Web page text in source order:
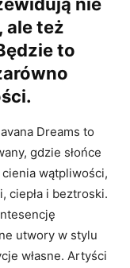
nie
ale też
to
Dreams to
gdzie słońce
wątpliwości,
ciepła i beztroski.
utwory w stylu
własne. Artyści